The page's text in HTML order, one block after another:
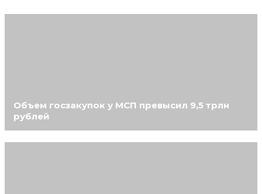
Объем госзакупок у МСП превысил 9,5 трлн
рублей